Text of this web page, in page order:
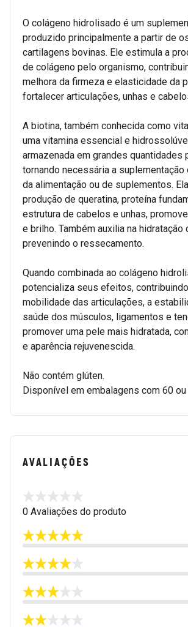
O colágeno hidrolisado é um
produzido principalmente a partir de
cartilagens bovinas. Ele estimula a
de colágeno pelo organismo,
melhora da firmeza e elasticidade da
fortalecer articulações, unhas e
A biotina, também conhecida como
uma vitamina essencial e
armazenada em grandes quantidades
tornando necessária a suplementação
da alimentação ou de suplementos.
produção de queratina, proteína
estrutura de cabelos e unhas,
e brilho. Também auxilia na hidratação
prevenindo o ressecamento.
Quando combinada ao colágeno
potencializa seus efeitos,
mobilidade das articulações, a
saúde dos músculos, ligamentos e
promover uma pele mais hidratada,
e aparência rejuvenescida.
Não contém glúten.
Disponível em embalagens com 60
AVALIAÇÕES
0 Avaliações do produto